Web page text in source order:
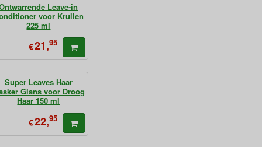
Leave-in
voor Krullen
225 ml
€21,95
Super Leaves Haar
Glans voor Droog
Haar 150 ml
€22,95